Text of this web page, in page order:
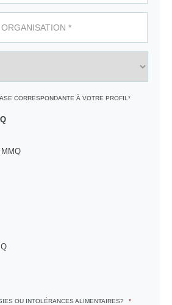
CORRESPONDANTE À VOTRE PROFIL*
MMQ
OU INTOLÉRANCES ALIMENTAIRES? *